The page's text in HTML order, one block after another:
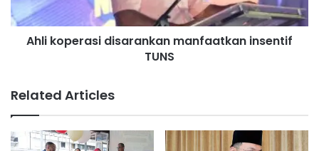
NS Fest Jalaluddin
a
n
t
f
r
r
i
s
a
r
Ahli koperasi disarankan manfaatkan insentif
TUNS
Related Articles